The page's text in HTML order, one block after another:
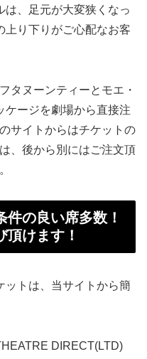
は、足元が大変狭くなっ
上り下りがご心配なお客
タヌーンティーとモエ・
ケージを劇場から直接注
サイトからはチケットの
、後から別にはご注文頂
の良い席多数！
頂けます！
トは、当サイトから簡
DIRECT(LTD)